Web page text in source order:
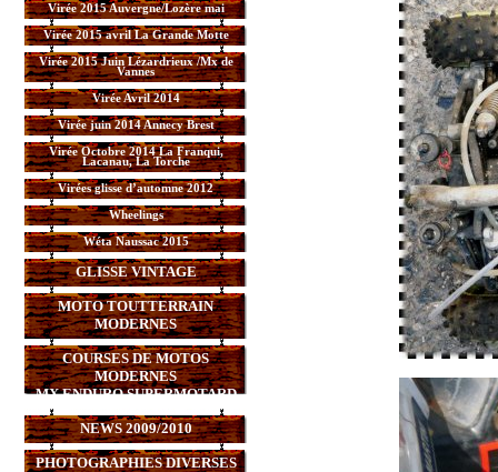
Virée 2015 Auvergne/Lozère mai
Virée 2015 avril La Grande Motte
Virée 2015 Juin Lézardrieux /Mx de
Vannes
Virée Avril 2014
Virée juin 2014 Annecy Brest
Virée Octobre 2014 La Franqui,
Lacanau, La Torche
Virées glisse d’automne 2012
Wheelings
Wéta Naussac 2015
GLISSE VINTAGE
MOTO TOUTTERRAIN
MODERNES
COURSES DE MOTOS
MODERNES
MX,ENDURO,SUPERMOTARD
NEWS 2009/2010
PHOTOGRAPHIES DIVERSES